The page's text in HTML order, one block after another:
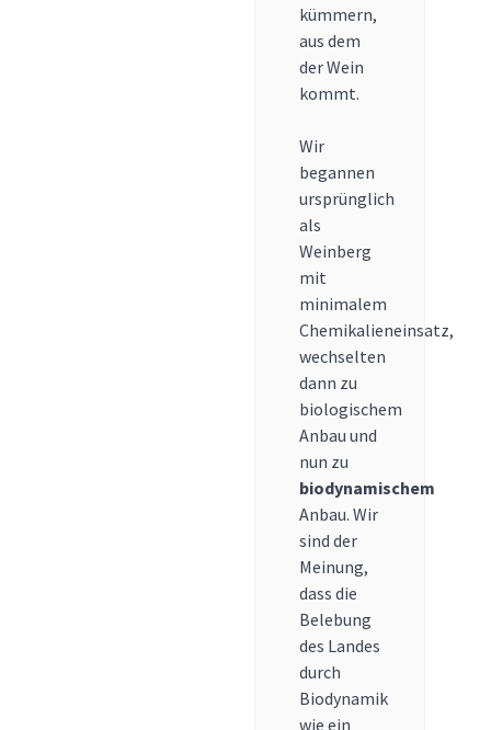
kümmern,
aus dem
der Wein
kommt.
Wir
begannen
ursprünglich
als
Weinberg
mit
minimalem
Chemikalieneinsatz,
wechselten
dann zu
biologischem
Anbau und
nun zu
biodynamischem
Anbau. Wir
sind der
Meinung,
dass die
Belebung
des Landes
durch
Biodynamik
wie ein